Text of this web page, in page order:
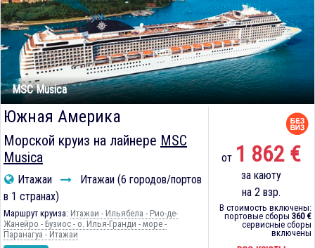
MSC Musica
Южная Америка
Морской круиз на лайнере MSC
Musica
Итажаи
Итажаи (6 городов/портов
в 1 странах)
Маршрут круиза: Итажаи - Ильябела - Рио-де-
Жанейро - Бузиос - о. Илья-Гранди - море -
Паранагуа - Итажаи
от 1 862 €
за каюту
на 2 взр.
В стоимость включены:
портовые сборы 360 €
сервисные сборы
включены